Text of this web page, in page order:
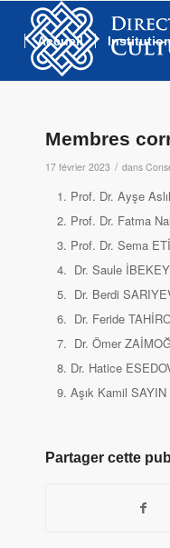
Accueil
Membres
17 février 2023 / dans
Prof. Dr. Ayşe
Prof. Dr. Fatma
Prof. Dr. Sema
Dr. Saule
Dr. Berdi
Dr. Feride
Dr. Ömer
Dr. Hatice
Aşık Kamil SAYIN
Partager cette